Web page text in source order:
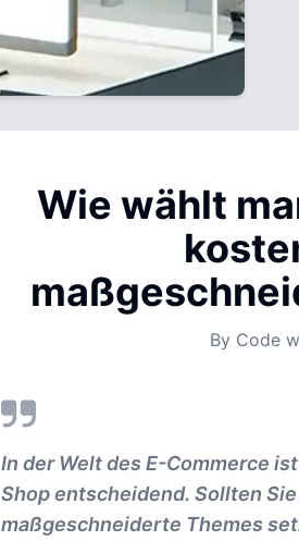
Wie wählt
By Code
In der Welt des E-Commerce
Shop entscheidend. Sollten
maßgeschneiderte Themes